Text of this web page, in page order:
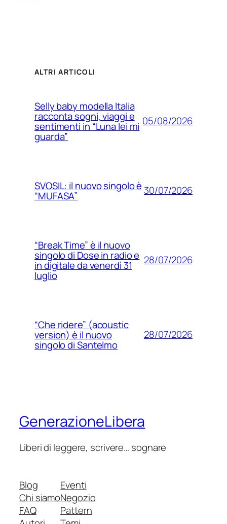
ALTRI ARTICOLI
Selly baby modella Italia
racconta sogni, viaggi e
sentimenti in “Luna lei mi
guarda”
05/08/2026
SVOSIL: il nuovo singolo è
“MUFASA” 30/07/2026
“Break Time” è il nuovo
singolo di Dose in radio e
in digitale da venerdì 31
luglio
28/07/2026
“Che ridere” (acoustic
version) è il nuovo
singolo di Santelmo
28/07/2026
GenerazioneLibera
Liberi di leggere, scrivere… sognare
Blog
Chi siamo
FAQ
Eventi
Negozio
Pattern